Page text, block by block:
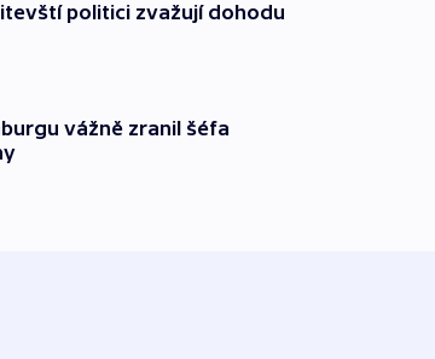
politici zvažují dohodu
vážně zranil šéfa